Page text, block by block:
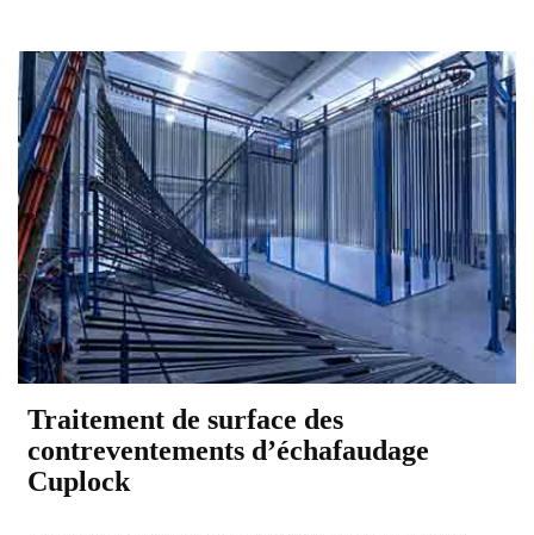
Traitement de surface des
contreventements d’échafaudage
Cuplock